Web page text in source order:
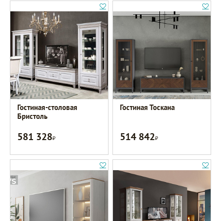
Гостиная-столовая
Бристоль
581 328Р
Гостиная Тоскана
514 842Р